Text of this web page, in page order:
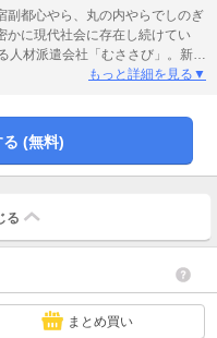
都心やら、丸の内やらでしのぎ
に現代社会に存在し続けてい
材派遣会社「むささび」。新入
もまた現代に存在する“忍者”だっ
もっと詳細を見る▼
(無料)
る
まとめ買い